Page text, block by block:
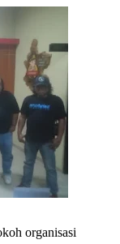
organisasi